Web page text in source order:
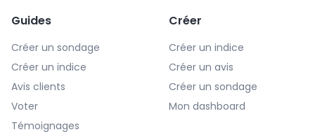
Guides
Créer un sondage
Créer un indice
Avis clients
Voter
Témoignages
Créer
Créer un indice
Créer un avis
Créer un sondage
Mon dashboard